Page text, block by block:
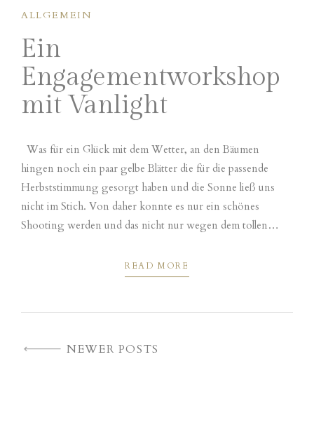
ALLGEMEIN
Ein
Engagementworkshop
mit Vanlight
Was für ein Glück mit dem Wetter, an den Bäumen
hingen noch ein paar gelbe Blätter die für die passende
Herbststimmung gesorgt haben und die Sonne ließ uns
nicht im Stich. Von daher konnte es nur ein schönes
Shooting werden und das nicht nur wegen dem tollen
READ MORE
NEWER POSTS